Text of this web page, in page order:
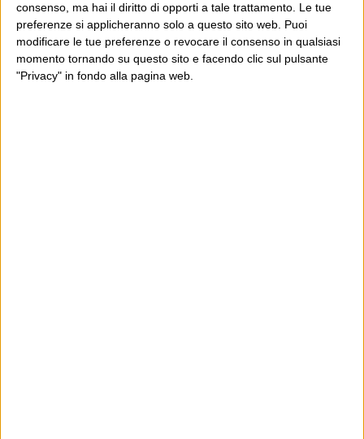
consenso, ma hai il diritto di opporti a tale trattamento. Le tue
preferenze si applicheranno solo a questo sito web. Puoi
modificare le tue preferenze o revocare il consenso in qualsiasi
momento tornando su questo sito e facendo clic sul pulsante
"Privacy" in fondo alla pagina web.